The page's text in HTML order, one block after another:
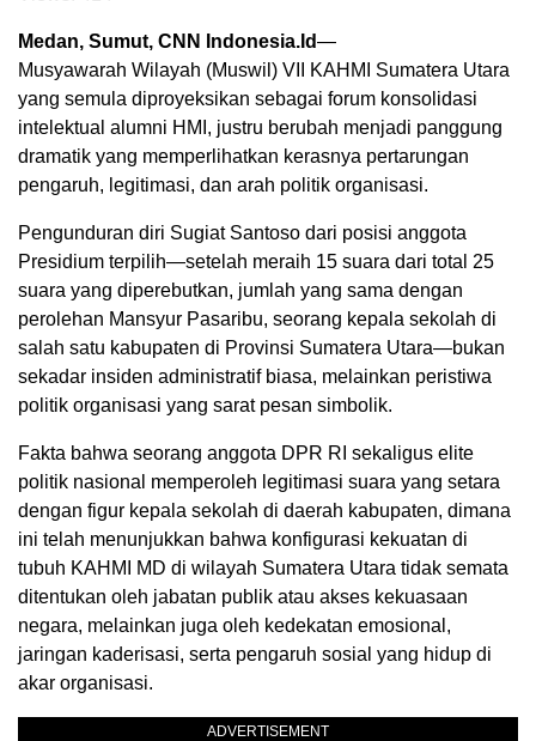
Medan, Sumut, CNN Indonesia.Id—
Musyawarah Wilayah (Muswil) VII KAHMI Sumatera Utara
yang semula diproyeksikan sebagai forum konsolidasi
intelektual alumni HMI, justru berubah menjadi panggung
dramatik yang memperlihatkan kerasnya pertarungan
pengaruh, legitimasi, dan arah politik organisasi.
Pengunduran diri Sugiat Santoso dari posisi anggota
Presidium terpilih—setelah meraih 15 suara dari total 25
suara yang diperebutkan, jumlah yang sama dengan
perolehan Mansyur Pasaribu, seorang kepala sekolah di
salah satu kabupaten di Provinsi Sumatera Utara—bukan
sekadar insiden administratif biasa, melainkan peristiwa
politik organisasi yang sarat pesan simbolik.
Fakta bahwa seorang anggota DPR RI sekaligus elite
politik nasional memperoleh legitimasi suara yang setara
dengan figur kepala sekolah di daerah kabupaten, dimana
ini telah menunjukkan bahwa konfigurasi kekuatan di
tubuh KAHMI MD di wilayah Sumatera Utara tidak semata
ditentukan oleh jabatan publik atau akses kekuasaan
negara, melainkan juga oleh kedekatan emosional,
jaringan kaderisasi, serta pengaruh sosial yang hidup di
akar organisasi.
ADVERTISEMENT